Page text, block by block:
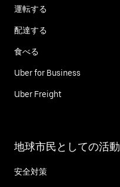
運転する
配達する
食べる
Uber for Business
Uber Freight
地球市民としての活動
安全対策